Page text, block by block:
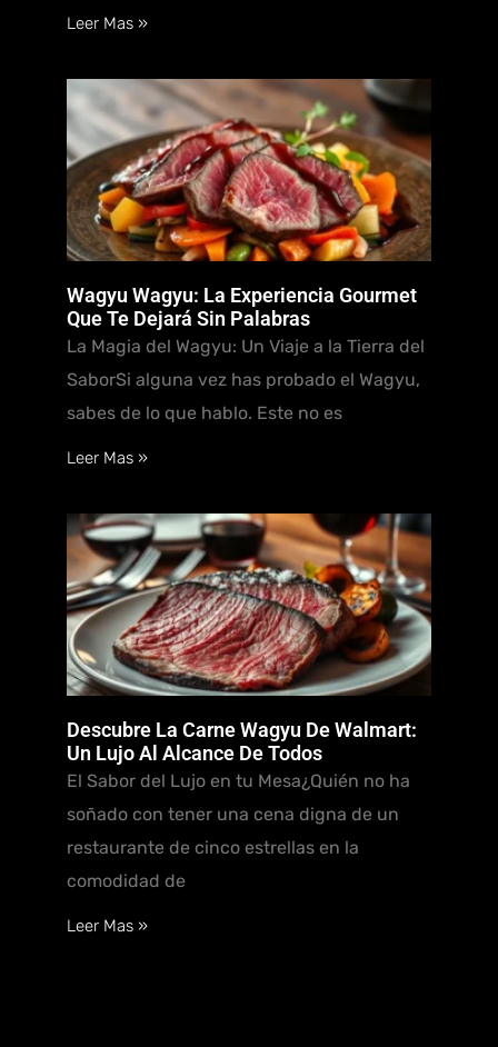
Leer Mas »
Wagyu Wagyu: La Experiencia Gourmet
Que Te Dejará Sin Palabras
La Magia del Wagyu: Un Viaje a la Tierra del
SaborSi alguna vez has probado el Wagyu,
sabes de lo que hablo. Este no es
Leer Mas »
Descubre La Carne Wagyu De Walmart:
Un Lujo Al Alcance De Todos
El Sabor del Lujo en tu Mesa¿Quién no ha
soñado con tener una cena digna de un
restaurante de cinco estrellas en la
comodidad de
Leer Mas »